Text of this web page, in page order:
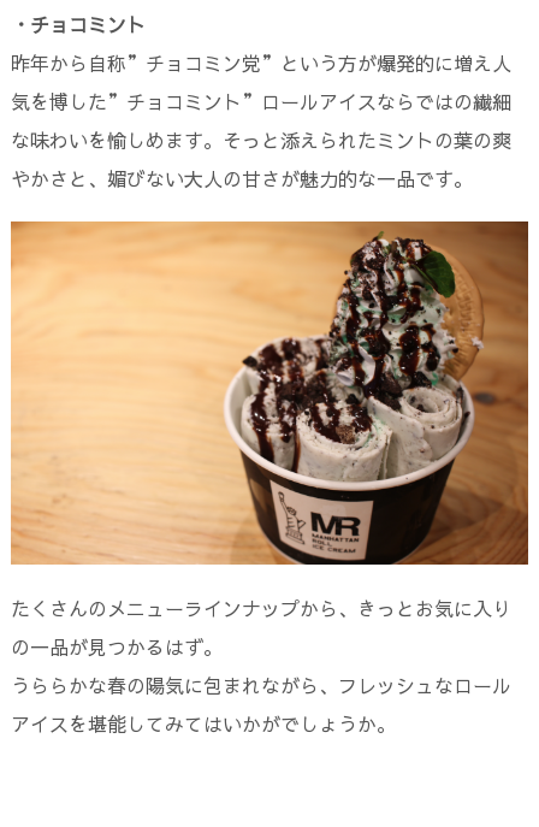
・チョコミント
昨年から自称”チョコミン党”という方が爆発的に増え人
気を博した”チョコミント”ロールアイスならではの繊細
な味わいを愉しめます。そっと添えられたミントの葉の爽
やかさと、媚びない大人の甘さが魅力的な一品です。
たくさんのメニューラインナップから、きっとお気に入り
の一品が見つかるはず。
うららかな春の陽気に包まれながら、フレッシュなロール
アイスを堪能してみてはいかがでしょうか。